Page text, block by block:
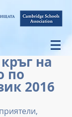
на
по
2016